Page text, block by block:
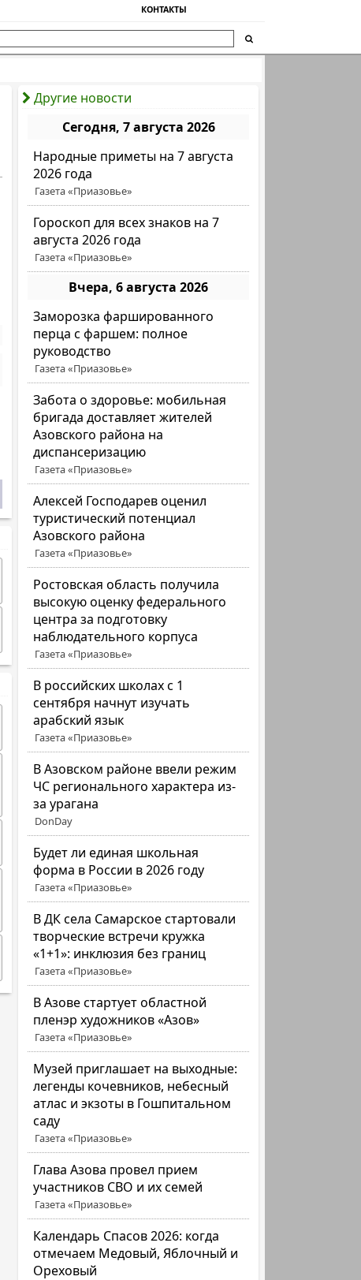
КОНТАКТЫ
Другие новости
Сегодня, 7 августа 2026
Народные приметы на 7 августа
2026 года
Газета «Приазовье»
Гороскоп для всех знаков на 7
августа 2026 года
Газета «Приазовье»
Вчера, 6 августа 2026
Заморозка фаршированного
перца с фаршем: полное
руководство
Газета «Приазовье»
Забота о здоровье: мобильная
бригада доставляет жителей
Азовского района на
диспансеризацию
Газета «Приазовье»
Алексей Господарев оценил
туристический потенциал
Азовского района
Газета «Приазовье»
Ростовская область получила
высокую оценку федерального
центра за подготовку
наблюдательного корпуса
Газета «Приазовье»
В российских школах с 1
сентября начнут изучать
арабский язык
Газета «Приазовье»
В Азовском районе ввели режим
ЧС регионального характера из-
за урагана
DonDay
Будет ли единая школьная
форма в России в 2026 году
Газета «Приазовье»
В ДК села Самарское стартовали
творческие встречи кружка
«1+1»: инклюзия без границ
Газета «Приазовье»
В Азове стартует областной
пленэр художников «Азов»
Газета «Приазовье»
Музей приглашает на выходные:
легенды кочевников, небесный
атлас и экзоты в Гошпитальном
саду
Газета «Приазовье»
Глава Азова провел прием
участников СВО и их семей
Газета «Приазовье»
Календарь Спасов 2026: когда
отмечаем Медовый, Яблочный и
Ореховый